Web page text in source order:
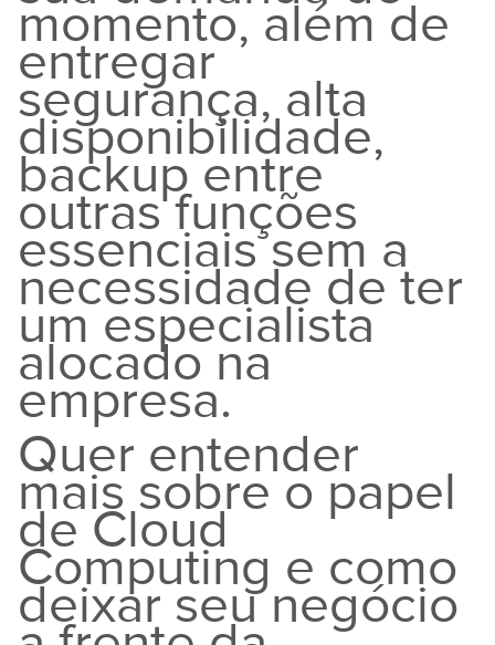
momento, além de
entregar
segurança, alta
disponibilidade,
backup entre
outras funções
essenciais sem a
necessidade de ter
um especialista
alocado na
empresa.
Quer entender
mais sobre o papel
de Cloud
Computing e como
deixar seu negócio